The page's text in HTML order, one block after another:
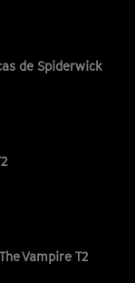
de Spiderwick
Vampire T2